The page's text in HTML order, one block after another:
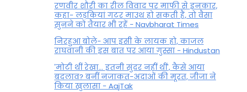
रणवीर शौरी का रील विवाद पर माफी से इनकार,
कहा- लड़कियां गटर माउथ हो सकती हैं, तो वैसा
सुनने को तैयार भी रहें - Navbharat Times
निरहुआ बोले- आप इसी के लायक हो, काजल
राघवानी की इस बात पर आया गुस्सा - Hindustan
'मोटी थीं रेखा... इतनी सुंदर नहीं थीं', कैसे आया
बदलाव? बनीं नजाकत-अदाओं की मूरत, जीजा ने
किया खुलासा - AajTak